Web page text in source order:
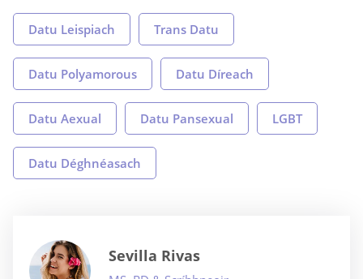
Datu Leispiach Trans Datu
Datu Polyamorous Datu Díreach
Datu Aexual Datu Pansexual LGBT
Datu Déghnéasach
Sevilla Rivas